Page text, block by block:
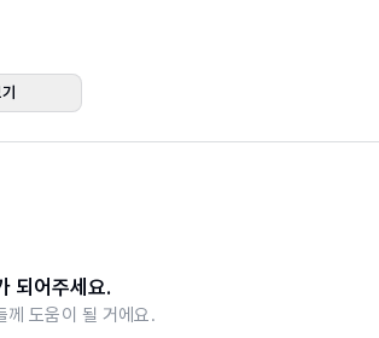
테크닉
되어주세요.
께 도움이 될 거에요.